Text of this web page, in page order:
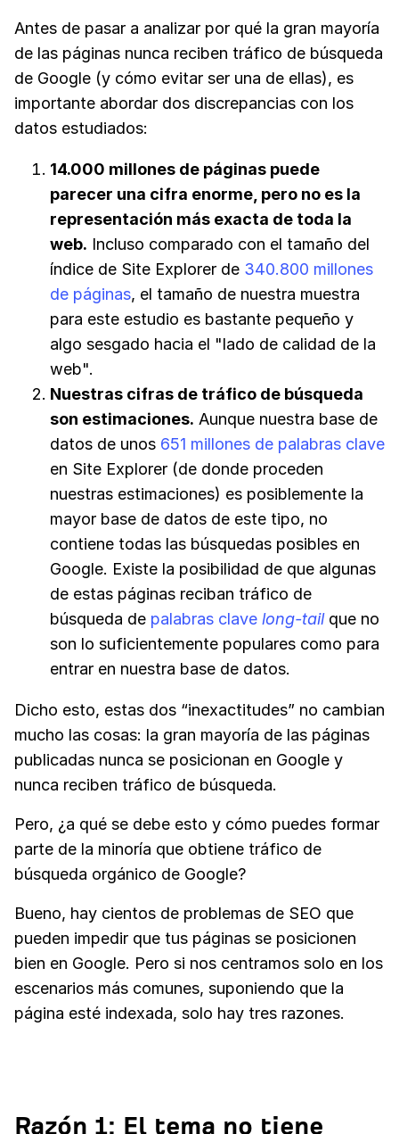
Antes de pasar a analizar por qué la gran mayoría
de las páginas nunca reciben tráfico de búsqueda
de Google (y cómo evitar ser una de ellas), es
importante abordar dos discrepancias con los
datos estudiados:
14.000 millones de páginas puede
parecer una cifra enorme, pero no es la
representación más exacta de toda la
web. Incluso comparado con el tamaño del
índice de Site Explorer de 340.800 millones
de páginas, el tamaño de nuestra muestra
para este estudio es bastante pequeño y
algo sesgado hacia el "lado de calidad de la
web".
Nuestras cifras de tráfico de búsqueda
son estimaciones. Aunque nuestra base de
datos de unos 651 millones de palabras clave
en Site Explorer (de donde proceden
nuestras estimaciones) es posiblemente la
mayor base de datos de este tipo, no
contiene todas las búsquedas posibles en
Google. Existe la posibilidad de que algunas
de estas páginas reciban tráfico de
búsqueda de palabras clave long-tailque no
son lo suficientemente populares como para
entrar en nuestra base de datos.
Dicho esto, estas dos “inexactitudes” no cambian
mucho las cosas: la gran mayoría de las páginas
publicadas nunca se posicionan en Google y
nunca reciben tráfico de búsqueda.
Pero, ¿a qué se debe esto y cómo puedes formar
parte de la minoría que obtiene tráfico de
búsqueda orgánico de Google?
Bueno, hay cientos de problemas de SEO que
pueden impedir que tus páginas se posicionen
bien en Google. Pero si nos centramos solo en los
escenarios más comunes, suponiendo que la
página esté indexada, solo hay tres razones.
Razón 1: El tema no tiene